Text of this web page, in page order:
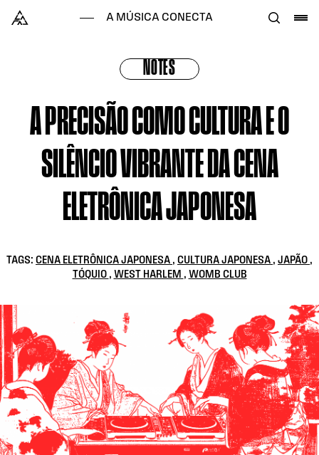
Alataj
A MÚSICA CONECTA
NOTES
A PRECISÃO COMO CULTURA E O
SILÊNCIO VIBRANTE DA CENA
ELETRÔNICA JAPONESA
TAGS: CENA ELETRÔNICA JAPONESA , CULTURA JAPONESA , JAPÃO ,
TÓQUIO , WEST HARLEM , WOMB CLUB